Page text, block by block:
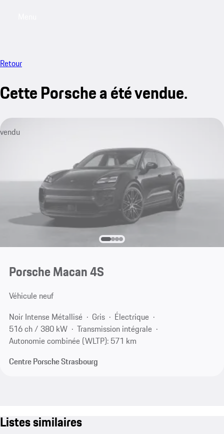
Retour
Cette Porsche a été vendue.
vendu
Porsche Macan 4S
Véhicule neuf
Noir Intense Métallisé
Gris
Électrique
516 ch / 380 kW
Transmission intégrale
Autonomie combinée (WLTP): 571 km
Centre Porsche Strasbourg
Listes similaires